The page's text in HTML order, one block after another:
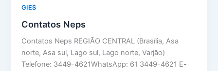
GIES
Contatos Neps
Contatos Neps REGIÃO CENTRAL (Brasília, Asa
norte, Asa sul, Lago sul, Lago norte, Varjão)
Telefone: 3449-4621WhatsApp: 61 3449-4621 E-